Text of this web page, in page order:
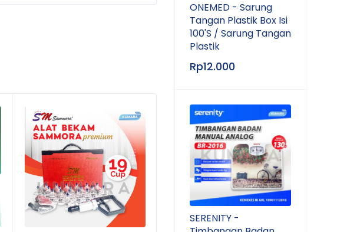
ONEMED - Sarung
Tangan Plastik Box Isi
100'S / Sarung Tangan
Plastik
Rp12.000
SERENITY -